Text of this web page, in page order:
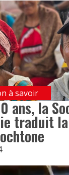
à savoir
ans, la
traduit